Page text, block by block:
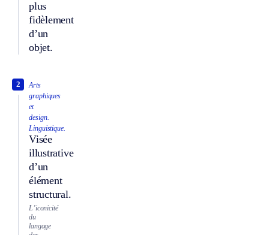
plus
fidèlement
d’un
objet.
Arts
graphiques
et
design.
Linguistique.
Visée
illustrative
d’un
élément
structural.
2
L’iconicité
du
langage